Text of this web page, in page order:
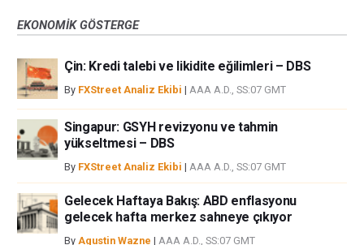
EKONOMIK GÖSTERGE
Çin: Kredi talebi ve likidite eğilimleri – DBS
By FXStreet Analiz Ekibi | AAA A.D., SS:07 GMT
Singapur: GSYH revizyonu ve tahmin
yükseltmesi – DBS
By FXStreet Analiz Ekibi | AAA A.D., SS:07 GMT
Gelecek Haftaya Bakış: ABD enflasyonu
gelecek hafta merkez sahneye çıkıyor
By Agustin Wazne | AAA A.D., SS:07 GMT